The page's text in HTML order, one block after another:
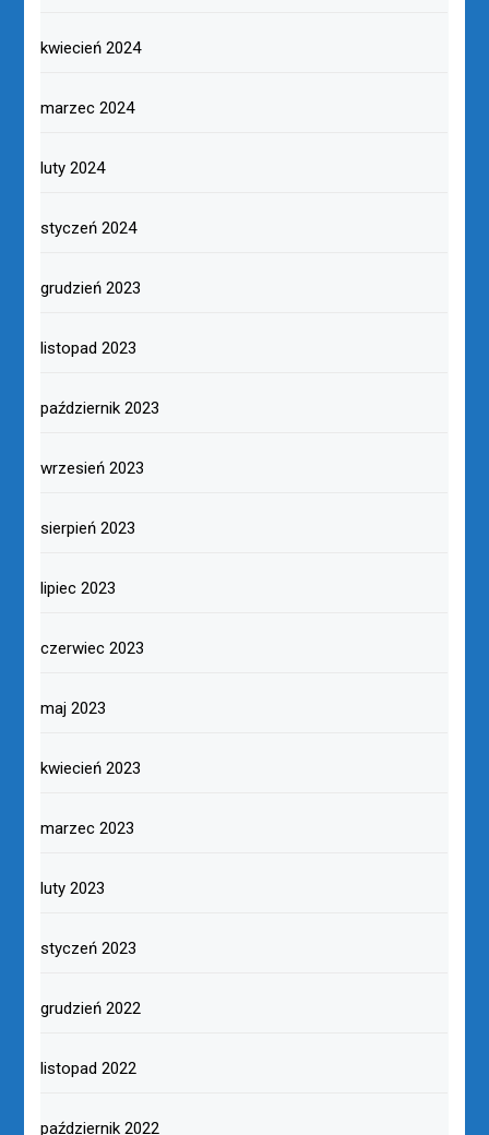
kwiecień 2024
marzec 2024
luty 2024
styczeń 2024
grudzień 2023
listopad 2023
październik 2023
wrzesień 2023
sierpień 2023
lipiec 2023
czerwiec 2023
maj 2023
kwiecień 2023
marzec 2023
luty 2023
styczeń 2023
grudzień 2022
listopad 2022
październik 2022